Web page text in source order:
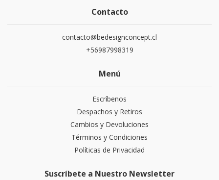
Contacto
contacto@bedesignconcept.cl
+56987998319
Menú
Escríbenos
Despachos y Retiros
Cambios y Devoluciones
Términos y Condiciones
Políticas de Privacidad
Suscríbete a Nuestro Newsletter